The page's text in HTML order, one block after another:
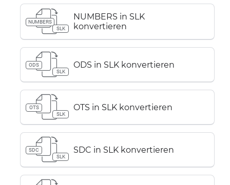
NUMBERS
SLK
NUMBERS in SLK
konvertieren
ODS
SLK
ODS in SLK konvertieren
OTS
SLK
OTS in SLK konvertieren
SDC
SLK
SDC in SLK konvertieren